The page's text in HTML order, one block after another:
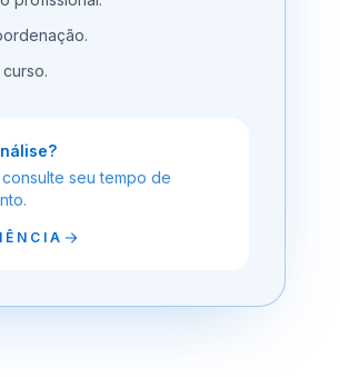
seu tempo de